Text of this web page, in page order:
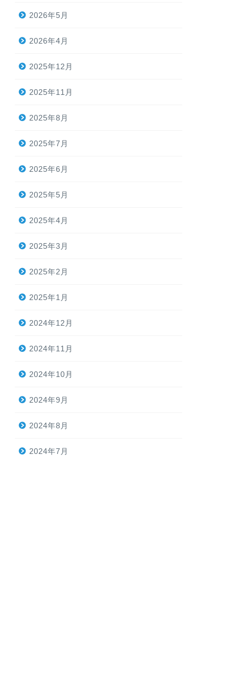
2026年5月
2026年4月
2025年12月
2025年11月
2025年8月
2025年7月
2025年6月
2025年5月
2025年4月
2025年3月
2025年2月
2025年1月
2024年12月
2024年11月
2024年10月
2024年9月
2024年8月
2024年7月